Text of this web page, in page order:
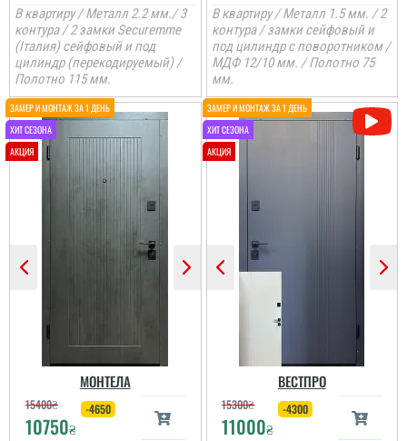
В квартиру / Металл 2.2 мм./ 3
контура / 2 замки Securemme
(Італия) сейфовый и под
цилиндр (перекодируемый) /
Полотно 115 мм.
В квартиру / Металл 1.5 мм. / 2
контура / замки сейфовый и
под цилиндр с поворотником /
МДФ 12/10 мм. / Полотно 75
мм.
МОНТЕЛА
15400₴
10750₴
-4650
ВЕСТПРО
15300₴
11000₴
-4300